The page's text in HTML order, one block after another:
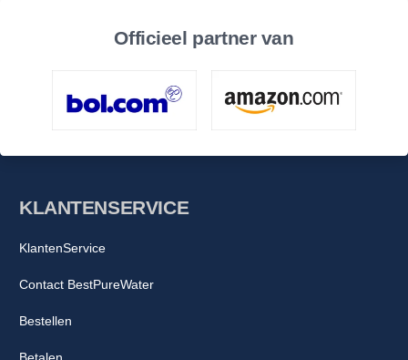
Officieel partner van
KLANTENSERVICE
KlantenService
Contact BestPureWater
Bestellen